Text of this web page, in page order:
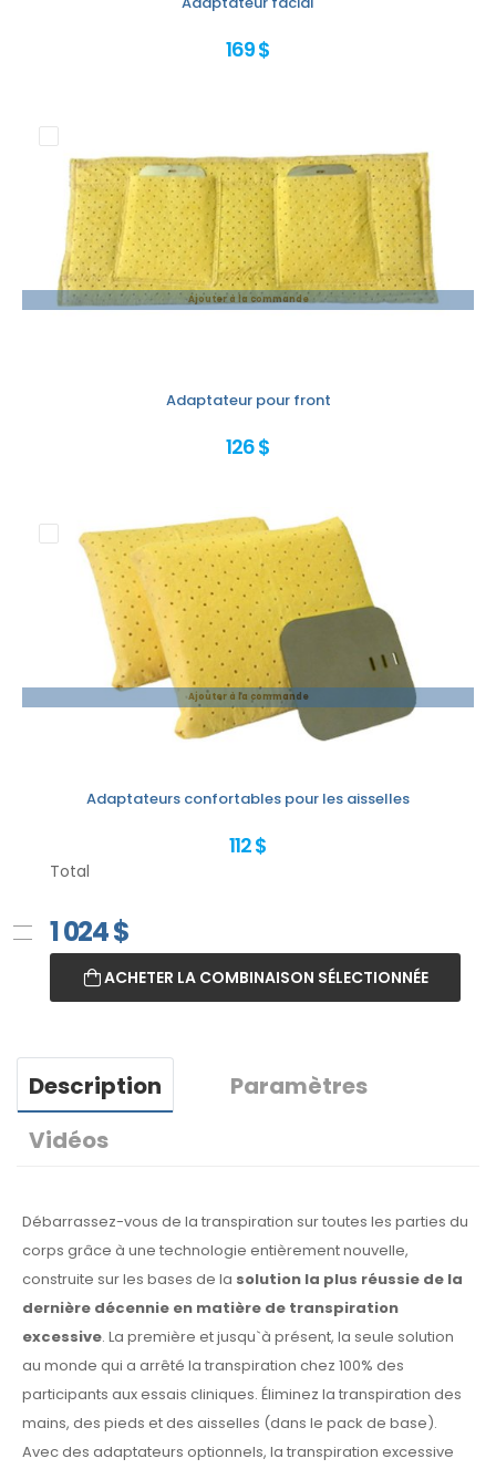
169 $
Ajouter à la commande
Adaptateur pour front
126 $
Ajouter à la commande
Adaptateurs confortables pour les aisselles
112 $
Total
1 024$
ACHETER LA COMBINAISON SÉLECTIONNÉE
Description
Paramètres
Vidéos
Débarrassez-vous de la transpiration sur toutes les parties du
corps grâce à une technologie entièrement nouvelle,
construite sur les bases de la solution la plus réussie de la
dernière décennie en matière de transpiration
excessive. La première et jusqu`à présent, la seule solution
au monde qui a arrêté la transpiration chez 100% des
participants aux essais cliniques. Éliminez la transpiration des
mains, des pieds et des aisselles (dans le pack de base).
Avec des adaptateurs optionnels, la transpiration excessive